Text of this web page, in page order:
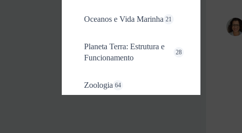
Oceanos e Vida Marinha 21
Planeta Terra: Estrutura e
Funcionamento
28
Zoologia 64